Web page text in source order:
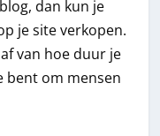
dan kun je
je site verkopen.
van hoe duur je
bent om mensen